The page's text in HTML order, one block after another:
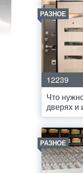
РАЗНОЕ
12239
Что
дверях и
РАЗНОЕ